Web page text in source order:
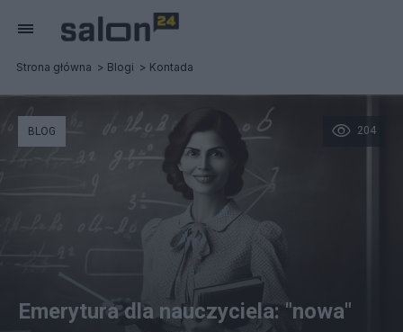
Strona główna Blogi Kontada
204
BLOG
Emerytura dla nauczyciela: "nowa"